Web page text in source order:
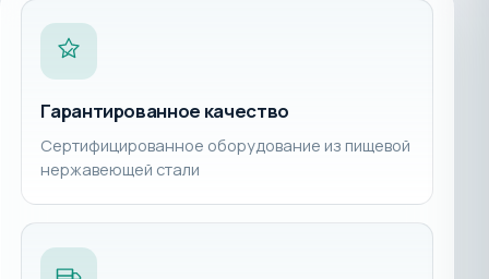
Гарантированное качество
Сертифицированное оборудование из пищевой
нержавеющей стали